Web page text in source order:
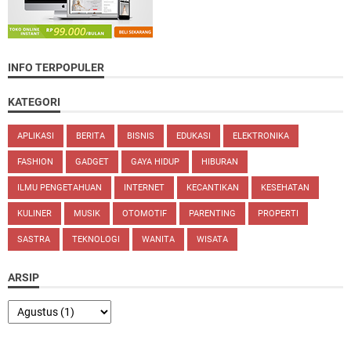
INFO TERPOPULER
KATEGORI
APLIKASI BERITA BISNIS EDUKASI ELEKTRONIKA
FASHION GADGET GAYA HIDUP HIBURAN
ILMU PENGETAHUAN INTERNET KECANTIKAN KESEHATAN
KULINER MUSIK OTOMOTIF PARENTING PROPERTI
SASTRA TEKNOLOGI WANITA WISATA
ARSIP